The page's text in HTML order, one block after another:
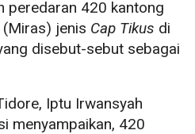
peredaran 420 kantong
jenis Cap Tikus di
disebut-sebut sebagai
Iptu Irwansyah
menyampaikan, 420